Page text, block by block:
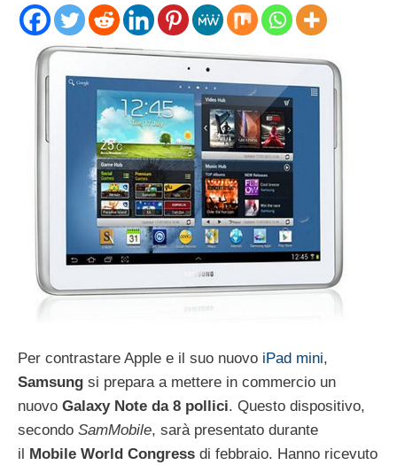
Per contrastare Apple e il suo nuovo iPad mini,
Samsung si prepara a mettere in commercio un
nuovo Galaxy Note da 8 pollici. Questo dispositivo,
secondo SamMobile, sarà presentato durante
il Mobile World Congress di febbraio. Hanno ricevuto